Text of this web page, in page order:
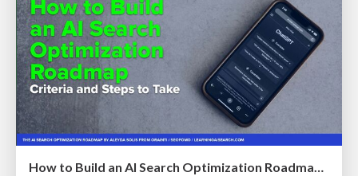
How to Build an AI Search Optimization Roadmap - Criteria and Steps to Take #SEOIRL